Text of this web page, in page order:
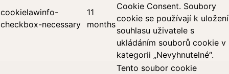
cookielawinfo-
checkbox-necessary
11
months
Cookie Consent. Soubory
cookie se používají k uložení
souhlasu uživatele s
ukládáním souborů cookie v
kategorii „Nevyhnutelné“.
Tento soubor cookie